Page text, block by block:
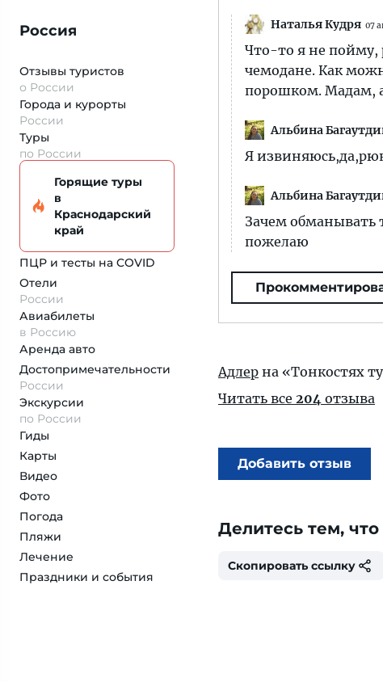
Россия
Отзывы туристов
о России
Города и курорты
России
Туры
по России
Горящие туры
в
Краснодарский
край
ПЦР и тесты на COVID
Отели
России
Авиабилеты
в Россию
Аренда авто
Достопримеча­тельности
России
Экскурсии
по России
Гиды
Карты
Видео
Фото
Погода
Пляжи
Лечение
Праздники и события
Наталья Кудря 07
Что-то я не пойму,
чемодане. Как
порошком. Мадам,
Альбина
Я
Альбина
Зачем обманывать
пожелаю
Адлер на «Тонкостях
Читать все 204 отзыва
Добавить отзыв
Делитесь тем, что
Скопировать ссылку